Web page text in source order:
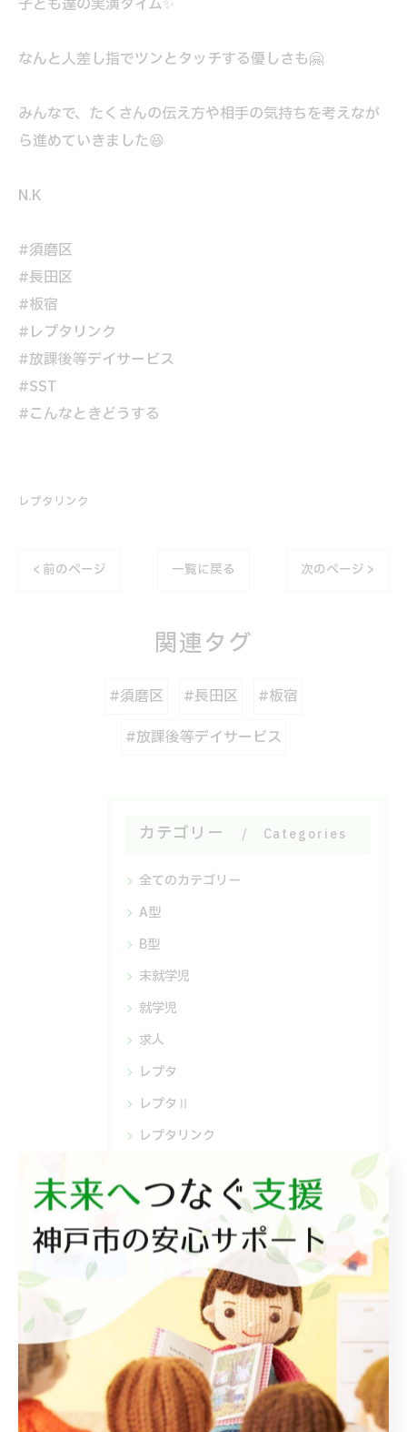
子ども達の実演タイム✨
なんと人差し指でツンとタッチする優しさも🤗
みんなで、たくさんの伝え方や相手の気持ちを考えなが
ら進めていきました😆
N.K
#須磨区
#長田区
#板宿
#レプタリンク
#放課後等デイサービス
#SST
#こんなときどうする
レプタリンク
< 前のページ 一覧に戻る 次のページ >
関連タグ
#須磨区 #長田区
#板宿
#放課後等デイサービス
カテゴリー Categories
全てのカテゴリー
A型
B型
未就学児
就学児
求人
レプタ
レプタⅡ
レプタリンク
相談支援
最近の投稿
Recent
2026/07/18
みんなで食べるとおいしいね😋